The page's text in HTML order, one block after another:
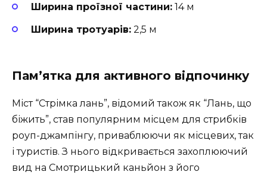
Ширина проїзної частини: 14 м
Ширина тротуарів: 2,5 м
Пам’ятка для активного відпочинку
Міст “Стрімка лань”, відомий також як “Лань, що
біжить”, став популярним місцем для стрибків
роуп-джампінгу, приваблюючи як місцевих, так
і туристів. З нього відкривається захоплюючий
вид на Смотрицький каньйон з його